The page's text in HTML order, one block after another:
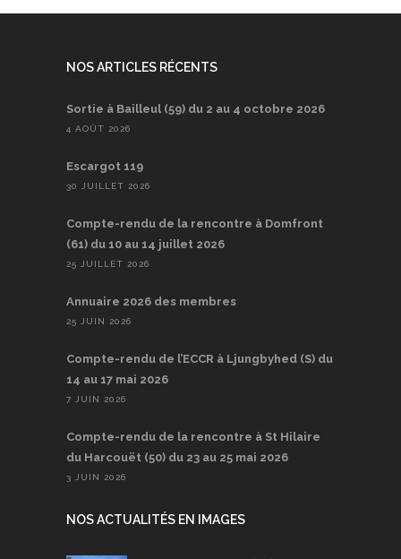
NOS ARTICLES RÉCENTS
Sortie à Bailleul (59) du 2 au 4 octobre 2026
4 AOÛT 2026
Escargot 119
30 JUILLET 2026
Compte-rendu de la rencontre à Domfront
(61) du 10 au 14 juillet 2026
25 JUILLET 2026
Annuaire 2026 des membres
25 JUIN 2026
Compte-rendu de l’ECCR à Ljungbyhed (S) du
14 au 17 mai 2026
7 JUIN 2026
Compte-rendu de la rencontre à St Hilaire
du Harcouët (50) du 23 au 25 mai 2026
3 JUIN 2026
NOS ACTUALITÉS EN IMAGES